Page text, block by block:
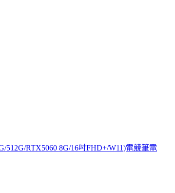
512G/RTX5060 8G/16吋FHD+/W11)電競筆電